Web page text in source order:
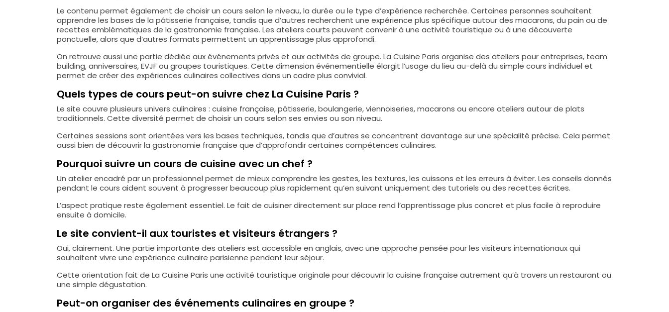
Le contenu permet également de choisir un cours selon le niveau, la durée ou le type d’expérience recherchée. Certaines personnes souhaitent
apprendre les bases de la pâtisserie française, tandis que d’autres recherchent une expérience plus spécifique autour des macarons, du pain ou de
recettes emblématiques de la gastronomie française. Les ateliers courts peuvent convenir à une activité touristique ou à une découverte
ponctuelle, alors que d’autres formats permettent un apprentissage plus approfondi.
On retrouve aussi une partie dédiée aux événements privés et aux activités de groupe. La Cuisine Paris organise des ateliers pour entreprises, team
building, anniversaires, EVJF ou groupes touristiques. Cette dimension événementielle élargit l’usage du lieu au-delà du simple cours individuel et
permet de créer des expériences culinaires collectives dans un cadre plus convivial.
Quels types de cours peut-on suivre chez La Cuisine Paris ?
Le site couvre plusieurs univers culinaires : cuisine française, pâtisserie, boulangerie, viennoiseries, macarons ou encore ateliers autour de plats
traditionnels. Cette diversité permet de choisir un cours selon ses envies ou son niveau.
Certaines sessions sont orientées vers les bases techniques, tandis que d’autres se concentrent davantage sur une spécialité précise. Cela permet
aussi bien de découvrir la gastronomie française que d’approfondir certaines compétences culinaires.
Pourquoi suivre un cours de cuisine avec un chef ?
Un atelier encadré par un professionnel permet de mieux comprendre les gestes, les textures, les cuissons et les erreurs à éviter. Les conseils donnés
pendant le cours aident souvent à progresser beaucoup plus rapidement qu’en suivant uniquement des tutoriels ou des recettes écrites.
L’aspect pratique reste également essentiel. Le fait de cuisiner directement sur place rend l’apprentissage plus concret et plus facile à reproduire
ensuite à domicile.
Le site convient-il aux touristes et visiteurs étrangers ?
Oui, clairement. Une partie importante des ateliers est accessible en anglais, avec une approche pensée pour les visiteurs internationaux qui
souhaitent vivre une expérience culinaire parisienne pendant leur séjour.
Cette orientation fait de La Cuisine Paris une activité touristique originale pour découvrir la cuisine française autrement qu’à travers un restaurant ou
une simple dégustation.
Peut-on organiser des événements culinaires en groupe ?